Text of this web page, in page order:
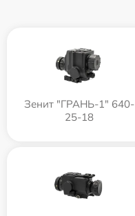
Зенит "ГРАНЬ-1" 640-
25-18